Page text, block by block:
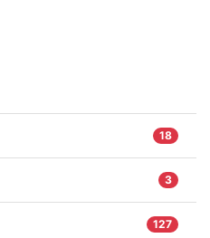
18
3
127